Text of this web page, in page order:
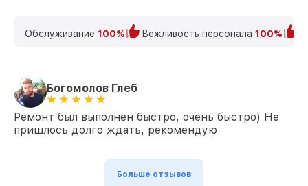
Обслуживание 100% Вежливость персонала 100%
Богомолов Глеб
Ремонт был выполнен быстро, очень быстро) Не
пришлось долго ждать, рекомендую
Больше отзывов